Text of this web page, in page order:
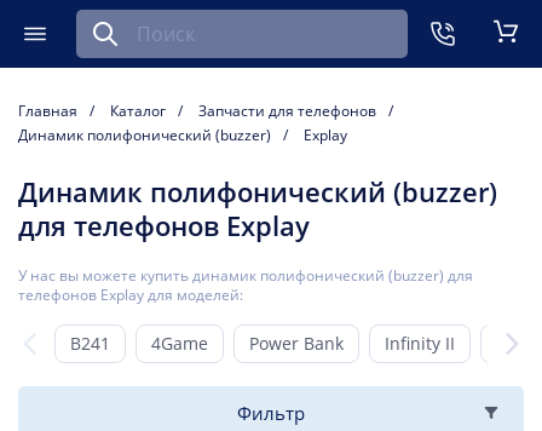
Меню
Найти запчасть для мобильного устройства
Главная Каталог
Запчасти для телефонов
Динамик полифонический (buzzer)
Explay
Динамик полифонический (buzzer)
для телефонов Explay
У нас вы можете купить динамик полифонический (buzzer) для
телефонов Explay для моделей:
B241 4Game Power Bank Infinity II
Фильтр